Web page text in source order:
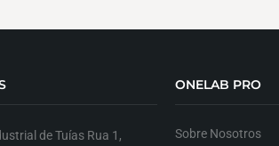
de Tuías Rua 1,
ONELAB PRO
Sobre Nosotros